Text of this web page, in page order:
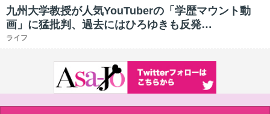
九州大学教授が人気YouTuberの「学歴マウント動
画」に猛批判、過去にはひろゆきも反発…
ライフ